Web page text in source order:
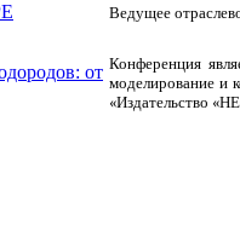
Ведущее
от Конференция
моделирование и
«Издательство